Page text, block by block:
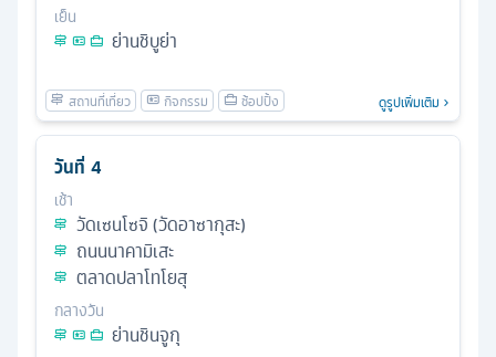
เย็น
ย่านชิบูย่า
ดูรูปเพิ่มเติม
วันที่ 4
เช้า
วัดเซนโซจิ (วัดอาซากุสะ)
ถนนนาคามิเสะ
ตลาดปลาโทโยสุ
กลางวัน
ย่านชินจูกุ